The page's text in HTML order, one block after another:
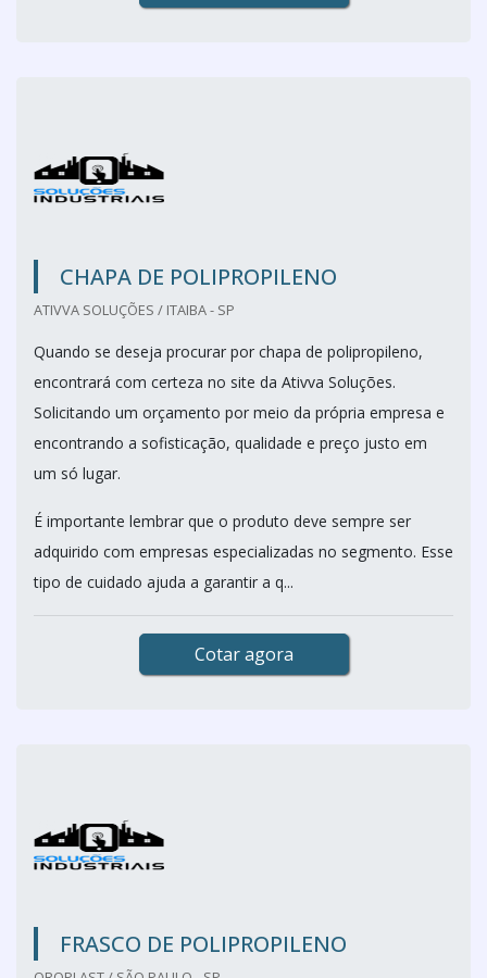
CHAPA DE POLIPROPILENO
ATIVVA SOLUÇÕES / ITAIBA - SP
Quando se deseja procurar por chapa de polipropileno,
encontrará com certeza no site da Ativva Soluções.
Solicitando um orçamento por meio da própria empresa e
encontrando a sofisticação, qualidade e preço justo em
um só lugar.
É importante lembrar que o produto deve sempre ser
adquirido com empresas especializadas no segmento. Esse
tipo de cuidado ajuda a garantir a q...
Cotar agora
FRASCO DE POLIPROPILENO